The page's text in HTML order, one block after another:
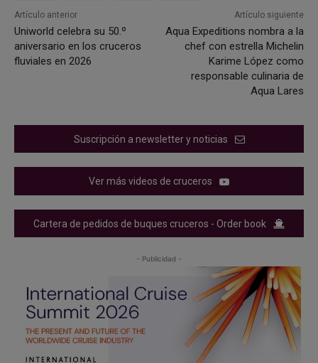
Artículo anterior
Uniworld celebra su 50.º
aniversario en los cruceros
fluviales en 2026
Artículo siguiente
Aqua Expeditions nombra a la
chef con estrella Michelin
Karime López como
responsable culinaria de
Aqua Lares
Suscripción a newsletter y noticias
Ver más videos de cruceros
Cartera de pedidos de buques cruceros - Order book
- Publicidad -